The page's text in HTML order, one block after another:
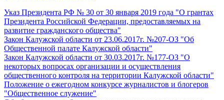
Указ Президента РФ № 30 от 30 января 2019 года "О грантах
Президента Российской Федерации, предоставляемых на
развитие гражданского общества"
Закон Калужской области от 23.06.2017г. №207-ОЗ "Об
Общественной палате Калужской области"
Закон Калужской области от 30.03.2017г. №177-ОЗ "О
некоторых вопросах организации и осуществления
общественного контроля на территории Калужской области"
Положение о ежегодном конкурсе журналистов и блогеров
"Общественное служение"